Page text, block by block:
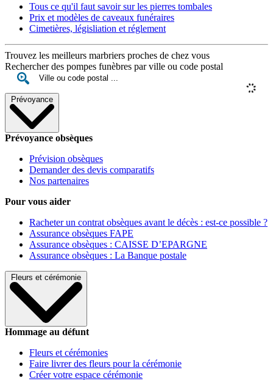
Tous ce qu'il faut savoir sur les pierres tombales
Prix et modèles de caveaux funéraires
Cimetières, législiation et réglement
Trouvez les meilleurs marbriers proches de chez vous
Rechercher des pompes funèbres par ville ou code postal
Prévoyance
Prévoyance obsèques
Prévision obsèques
Demander des devis comparatifs
Nos partenaires
Pour vous aider
Racheter un contrat obsèques avant le décès : est-ce possible ?
Assurance obsèques FAPE
Assurance obsèques : CAISSE D’EPARGNE
Assurance obsèques : La Banque postale
Fleurs et cérémonie
Hommage au défunt
Fleurs et cérémonies
Faire livrer des fleurs pour la cérémonie
Créer votre espace cérémonie